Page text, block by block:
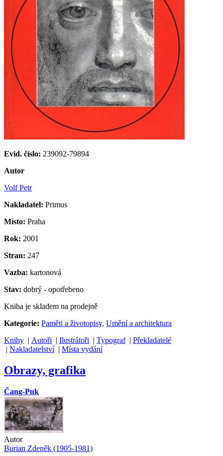
Evid. číslo: 239092-79894
Autor
Volf Petr
Nakladatel: Primus
Místo: Praha
Rok: 2001
Stran: 247
Vazba: kartonová
Stav: dobrý - opotřebeno
Kniha je skladem na prodejně
Kategorie: Paměti a životopisy, Umění a architektura
Knihy | Autoři | Ilustrátoři | Typograf| Překladatelé
| Nakladatelství| Místa vydání
Obrazy, grafika
Čang-Puk
Autor
Burian Zdeněk (1905-1981)